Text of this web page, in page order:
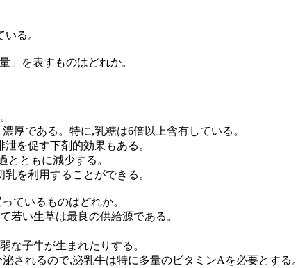
る。
」を表すものはどれか。
厚である。特に,乳糖は6倍以上含有している。
を促す下剤的効果もある。
ともに減少する。
を利用することができる。
ているものはどれか。
若い生草は最良の供給源である。
な子牛が生まれたりする。
されるので,泌乳牛は特に多量のビタミンAを必要とする。